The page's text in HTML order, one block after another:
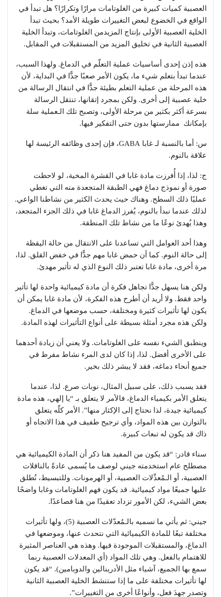
العصبية كميات كبيرة من الغلوتامات مرارًا وتكرارًا؟ هل تبدأ في
الواقع في الخضوع لبعض التغييرات طويلة الأمد؟ بحيث تبدأ
الخلية العصبية الأولى بإنتاج المزيدمن الغلوتامات، وتبدأ الخلية
العصبية الثانية في تخليق المزيد من المستقبلات في المقابل.
هذه إذن إحدى أساسيات عملية التعلّم في الدماغ. ولهذا السبب،
عندما تبدأ بتعلم شيء ما، يكون الأمر صعبًا جدًّا في البداية، لأن
هذه المرحلة من عملية التعلم بطيئة جدًّا في انتقال الرسالة من
خلية عصبية إلى أخرى. ولكن بمجرد إتقانها، تنتقل الرسالة
بسرعة أكثر بكثير من مرحلة الأولى، وتصبح تلك الـعملية سلة
بإمكانك ممارستها بدون حتى التفكير فيها.
س: أما بالنسبة لـ غابا GABA، فإن إحدى وظائفه الرئيسة لها
علاقة بالنوم.
ج: لذا، إذا أُفرزت مادة غابا في القشرة المخية، لو لاحظت
صورة أو نموذج دماغ فهي الطبقة المتجعدة منه التي تغطي
عمليًا ذلك السطح. وهناك حيث يحدث الكثير من نشاطنا الواعي.
لذلك عندما نبدأ بالنوم، يُفرز الدماغ غابا في ذلك الجزء المتجعد،
وهذا يُهدئ نوعًا ما من نشاط تلك المنطقة.
وهذا أحد العوامل التي تساعدنا على الانتقال من حالة اليقظة
إلى حالة النوم. كما أن حمض غابا مهم جدًّا في خفض القلق. لذا،
مرة أخرى، مادة غابا تعتبر ذلك النوع الذي له تأثير مهدئ.
ولكن هنا يسهل جدًّا تجاهل فكرة أن مادة كيميائية واحدة لها تأثير
واحد فقط. ولا أريد أن أطرح هذه الفكرة، لأن مادة غابا يمكن أن
يكون لها تأثيرات كثيرة ومختلفة، حسب موضعها في الدماغ.
ولكن هذه مجرد أمثلة بسيطة على أنواع التأثيرات لهذه المادة.
وينطبق الشيء نفسه على الغلوتامات. ولا يعني أن زيادة أحدهما
على الأخرى أفضل. لذا، إذا كان لدى المرء نشاط مفرط في
جميع أنحاء دماغه، فقد لا يبشر ذلك بخير.
فقد يسبب ذلك، على سبيل المثال، نوبات صرع. لذا، عندما
يتعلق الأمر بكيمياء الدماغ، فالأمر لا يتعلق بـ “يا إلهي، هذه مادة
كيميائية جيدة، لذا نحتاج إلى الإكثار منها”. الأمر كلّه يتعلق
بالتوازن بين هذه المواد، وأي ترجيح طفيف في هذا الاتجاه أو
ذاك قد يكون له تبعات كبيرة.
سناء قادر: “قد يكون من المفيد هنا ذكر أن المادة الكيميائية هي
مصطلح عام استخدمته جيني لوصف ما يُسمى عادةً بالناقلات
العصبية، أو الـمُعدِّلات العصبية، أو الهرمونات. وللتبسيط، نُطلق
عليها جميعًا مواد كيميائية. قد يكون فهم الغلوتامات وغابا واضحًا
بعض الشيء، لكن الأمور تزداد تعقيدًا من هنا فصاعدًا.
جيني: ثم يأتي ما نسميه بالـمُعدّلات العصبية (5)، ولها تأثيرات
مختلفة تبعًا للمادة الكيميائية التي نتحدث عنها، وموضعها في
الدماغ، والمستقبلات الموجودة فيها. وهذه هي العناصر المثيرة
للاهتمام بالفعل. وهي تلك المواد (أي المعدلات العصبية ربما
سمع بها الجميع، آشياء مثل الأدرينالين والدوبامين). “قد يكون
لها تأثيرات مختلفة على ما إذا ستنشط الخلية العصبية الثانية
وتصدر جهدَ فعل، وأنواعًا أخرى من التغييرات”.